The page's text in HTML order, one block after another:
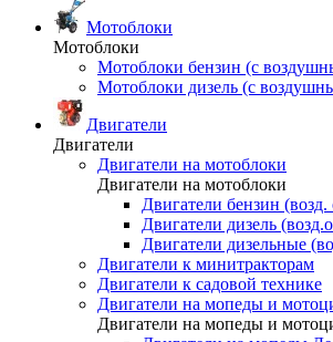
Мотоблоки
Мотоблоки
Мотоблоки бензин (с
Мотоблоки дизель (с
Двигатели
Двигатели
Двигатели на мотоблоки
Двигатели на мотоблоки
Двигатели бензин
Двигатели дизель
Двигатели дизельные
Двигатели к минитракторам
Двигатели к садовой технике
Двигатели на мопеды и
Двигатели на мопеды и